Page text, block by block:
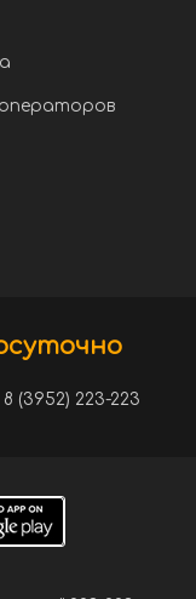
223-223